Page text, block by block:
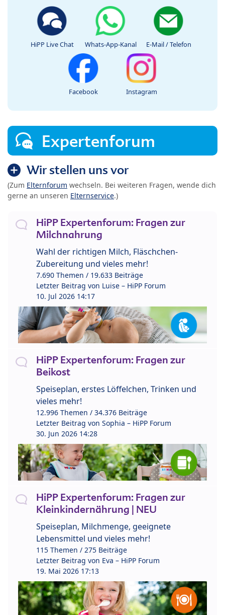
HiPP Live Chat Whats-App-Kanal E-Mail / Telefon
Facebook Instagram
Expertenforum
Wir stellen uns vor
(Zum Elternforum wechseln. Bei weiteren Fragen, wende dich
gerne an unseren Elternservice.)
HiPP Expertenforum: Fragen zur
Milchnahrung
Wahl der richtigen Milch, Fläschchen-
Zubereitung und vieles mehr!
7.690 Themen / 19.633 Beiträge
Letzter Beitrag von Luise – HiPP Forum
10. Jul 2026 14:17
HiPP Expertenforum: Fragen zur
Beikost
Speiseplan, erstes Löffelchen, Trinken und
vieles mehr!
12.996 Themen / 34.376 Beiträge
Letzter Beitrag von Sophia – HiPP Forum
30. Jun 2026 14:28
HiPP Expertenforum: Fragen zur
Kleinkindernährung | NEU
Speiseplan, Milchmenge, geeignete
Lebensmittel und vieles mehr!
115 Themen / 275 Beiträge
Letzter Beitrag von Eva – HiPP Forum
19. Mai 2026 17:13